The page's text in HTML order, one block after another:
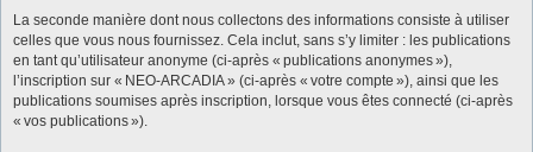
La seconde manière dont nous collectons des informations consiste à utiliser
celles que vous nous fournissez. Cela inclut, sans s’y limiter : les publications
en tant qu’utilisateur anonyme (ci-après « publications anonymes »),
l’inscription sur « NEO-ARCADIA » (ci-après « votre compte »), ainsi que les
publications soumises après inscription, lorsque vous êtes connecté (ci-après
« vos publications »).